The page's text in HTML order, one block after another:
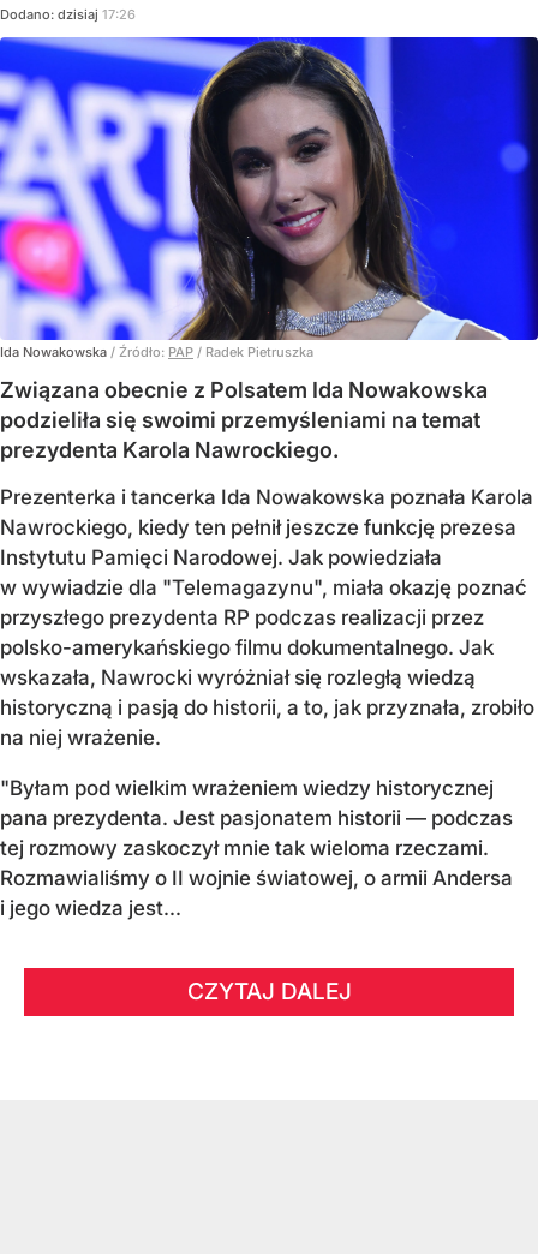
Dodano: dzisiaj 17:26
Ida Nowakowska / Źródło: PAP / Radek Pietruszka
Związana obecnie z Polsatem Ida Nowakowska
podzieliła się swoimi przemyśleniami na temat
prezydenta Karola Nawrockiego.
Prezenterka i tancerka Ida Nowakowska poznała Karola
Nawrockiego, kiedy ten pełnił jeszcze funkcję prezesa
Instytutu Pamięci Narodowej. Jak powiedziała
w wywiadzie dla "Telemagazynu", miała okazję poznać
przyszłego prezydenta RP podczas realizacji przez
polsko-amerykańskiego filmu dokumentalnego. Jak
wskazała, Nawrocki wyróżniał się rozległą wiedzą
historyczną i pasją do historii, a to, jak przyznała, zrobiło
na niej wrażenie.
"Byłam pod wielkim wrażeniem wiedzy historycznej
pana prezydenta. Jest pasjonatem historii — podczas
tej rozmowy zaskoczył mnie tak wieloma rzeczami.
Rozmawialiśmy o II wojnie światowej, o armii Andersa
i jego wiedza jest...
CZYTAJ DALEJ